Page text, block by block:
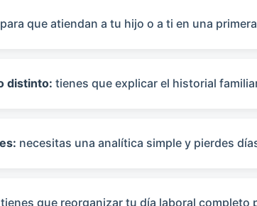
para que atiendan a tu hijo o a ti en una
distinto: tienes que explicar el historial
necesitas una analítica simple y pierdes
tienes que reorganizar tu día laboral completo